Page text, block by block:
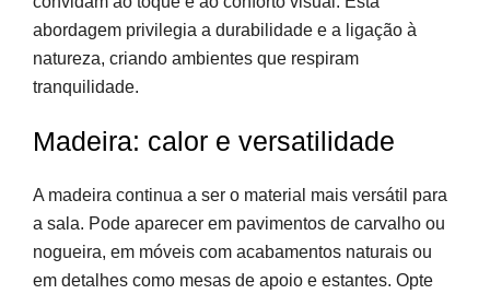
abordagem privilegia a durabilidade e a ligação à
natureza, criando ambientes que respiram
tranquilidade.
Madeira: calor e versatilidade
A madeira continua a ser o material mais versátil para
a sala. Pode aparecer em pavimentos de carvalho ou
nogueira, em móveis com acabamentos naturais ou
em detalhes como mesas de apoio e estantes. Opte